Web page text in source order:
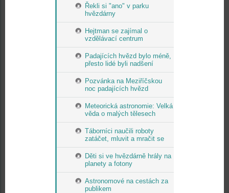
Řekli si "ano" v parku
hvězdárny
Hejtman se zajímal o
vzdělávací centrum
Padajících hvězd bylo méně,
přesto lidé byli nadšení
Pozvánka na Meziříčskou
noc padajících hvězd
Meteorická astronomie: Velká
věda o malých tělesech
Táborníci naučili roboty
zatáčet, mluvit a mračit se
Děti si ve hvězdárně hrály na
planety a fotony
Astronomové na cestách za
publikem